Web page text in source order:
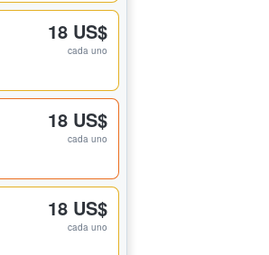
18 US$
cada uno
18 US$
cada uno
18 US$
cada uno